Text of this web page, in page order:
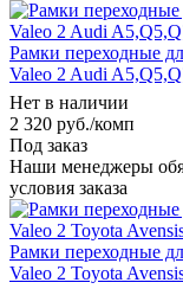
Рамки переходные
Valeo 2 Audi
Нет в наличии
2 320 руб./комп
Под заказ
Наши менеджеры
условия заказа
Рамки переходные
Valeo 2 Toyota